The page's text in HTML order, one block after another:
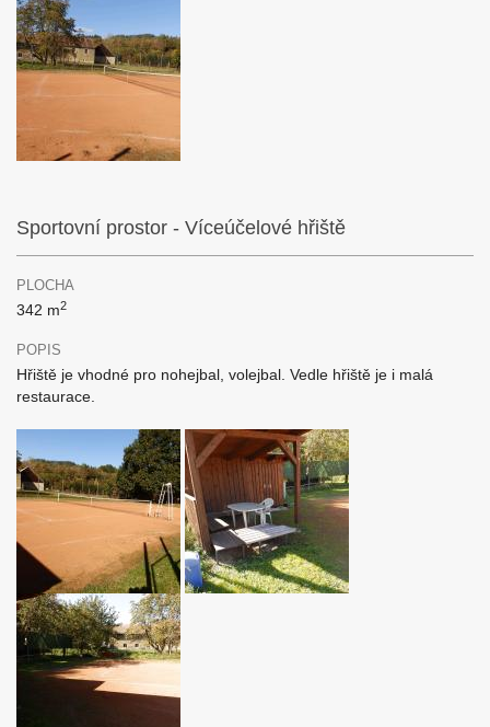
Sportovní prostor - Víceúčelové hřiště
PLOCHA
342 m2
POPIS
Hřiště je vhodné pro nohejbal, volejbal. Vedle hřiště je i malá
restaurace.